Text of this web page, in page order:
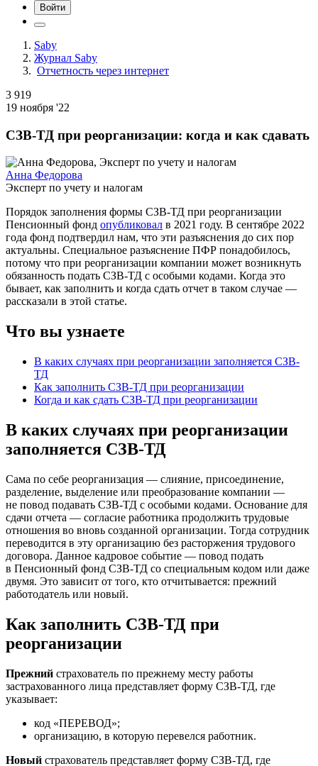
Войти
Saby
Журнал Saby
Отчетность через интернет
3 919
19 ноября '22
СЗВ-ТД при реорганизации: когда и как сдавать
Анна Федорова
Эксперт по учету и налогам
Порядок заполнения формы СЗВ-ТД при реорганизации
Пенсионный фонд опубликовал в 2021 году. В сентябре 2022
года фонд подтвердил нам, что эти разъяснения до сих пор
актуальны. Специальное разъяснение ПФР понадобилось,
потому что при реорганизации компании может возникнуть
обязанность подать СЗВ-ТД с особыми кодами. Когда это
бывает, как заполнить и когда сдать отчет в таком случае —
рассказали в этой статье.
Что вы узнаете
В каких случаях при реорганизации заполняется СЗВ-
ТД
Как заполнить СЗВ-ТД при реорганизации
Когда и как сдать СЗВ-ТД при реорганизации
В каких случаях при реорганизации
заполняется СЗВ-ТД
Сама по себе реорганизация — слияние, присоединение,
разделение, выделение или преобразование компании —
не повод подавать СЗВ-ТД с особыми кодами. Основание для
сдачи отчета — согласие работника продолжить трудовые
отношения во вновь созданной организации. Тогда сотрудник
переводится в эту организацию без расторжения трудового
договора. Данное кадровое событие — повод подать
в Пенсионный фонд СЗВ-ТД со специальным кодом или даже
двумя. Это зависит от того, кто отчитывается: прежний
работодатель или новый.
Как заполнить СЗВ-ТД при
реорганизации
Прежний страхователь по прежнему месту работы
застрахованного лица представляет форму СЗВ-ТД, где
указывает:
код «ПЕРЕВОД»;
организацию, в которую перевелся работник.
Новый страхователь представляет форму СЗВ-ТД, где